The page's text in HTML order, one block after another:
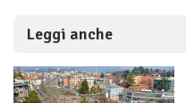
Leggi anche